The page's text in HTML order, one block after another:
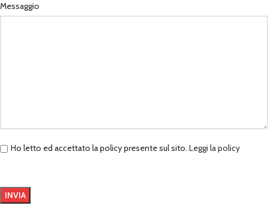
Messaggio
Ho letto ed accettato la policy presente sul sito. Leggi la policy